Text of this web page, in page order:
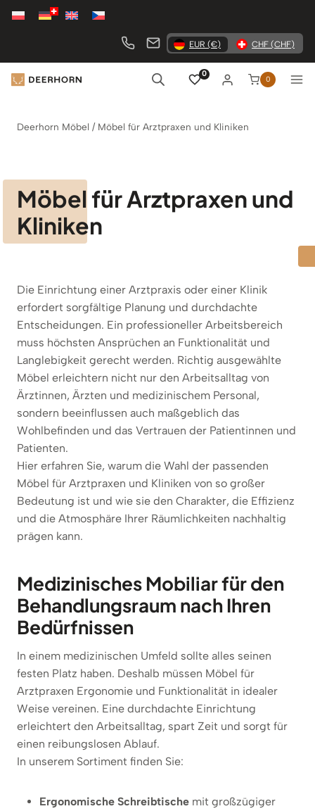
Zum
EUR (€) CHF (CHF)
0
0
Deerhorn Möbel / Möbel für Arztpraxen und Kliniken
Möbel für Arztpraxen und
Kliniken
Die Einrichtung einer Arztpraxis oder einer Klinik
erfordert sorgfältige Planung und durchdachte
Entscheidungen. Ein professioneller Arbeitsbereich
muss höchsten Ansprüchen an Funktionalität und
Langlebigkeit gerecht werden. Richtig ausgewählte
Möbel erleichtern nicht nur den Arbeitsalltag von
Ärztinnen, Ärzten und medizinischem Personal,
sondern beeinflussen auch maßgeblich das
Wohlbefinden und das Vertrauen der Patientinnen und
Patienten.
Hier erfahren Sie, warum die Wahl der passenden
Möbel für Arztpraxen und Kliniken von so großer
Bedeutung ist und wie sie den Charakter, die Effizienz
und die Atmosphäre Ihrer Räumlichkeiten nachhaltig
prägen kann.
Medizinisches Mobiliar für den
Behandlungsraum nach Ihren
Bedürfnissen
In einem medizinischen Umfeld sollte alles seinen
festen Platz haben. Deshalb müssen Möbel für
Arztpraxen Ergonomie und Funktionalität in idealer
Weise vereinen. Eine durchdachte Einrichtung
erleichtert den Arbeitsalltag, spart Zeit und sorgt für
einen reibungslosen Ablauf.
In unserem Sortiment finden Sie:
Ergonomische Schreibtische mit großzügiger